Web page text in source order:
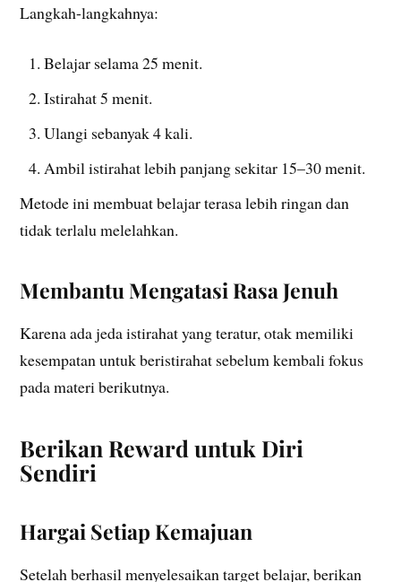
Langkah-langkahnya:
Belajar selama 25 menit.
Istirahat 5 menit.
Ulangi sebanyak 4 kali.
Ambil istirahat lebih panjang sekitar 15–30 menit.
Metode ini membuat belajar terasa lebih ringan dan
tidak terlalu melelahkan.
Membantu Mengatasi Rasa Jenuh
Karena ada jeda istirahat yang teratur, otak memiliki
kesempatan untuk beristirahat sebelum kembali fokus
pada materi berikutnya.
Berikan Reward untuk Diri
Sendiri
Hargai Setiap Kemajuan
Setelah berhasil menyelesaikan target belajar, berikan